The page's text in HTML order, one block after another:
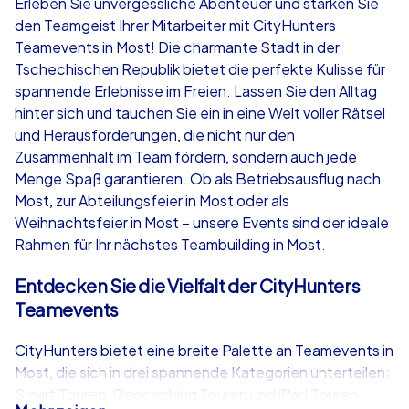
€49,99
iPad Tour
€49,99
Krimi iPad
Most
den Teamgeist Ihrer Mitarbeiter mit CityHunters
Teamevents in Most! Die charmante Stadt in der
Tschechischen Republik bietet die perfekte Kulisse für
spannende Erlebnisse im Freien. Lassen Sie den Alltag
hinter sich und tauchen Sie ein in eine Welt voller Rätsel
und Herausforderungen, die nicht nur den
Zusammenhalt im Team fördern, sondern auch jede
Menge Spaß garantieren. Ob als Betriebsausflug nach
Most, zur Abteilungsfeier in Most oder als
Weihnachtsfeier in Most – unsere Events sind der ideale
Rahmen für Ihr nächstes Teambuilding in Most.
Entdecken Sie die Vielfalt der CityHunters
Teamevents
CityHunters bietet eine breite Palette an Teamevents in
Most, die sich in drei spannende Kategorien unterteilen: